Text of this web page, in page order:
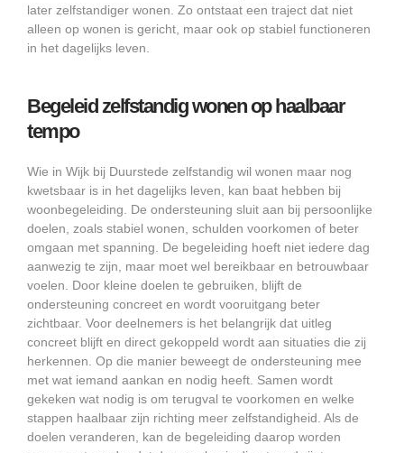
later zelfstandiger wonen. Zo ontstaat een traject dat niet
alleen op wonen is gericht, maar ook op stabiel functioneren
in het dagelijks leven.
Begeleid zelfstandig wonen op haalbaar
tempo
Wie in Wijk bij Duurstede zelfstandig wil wonen maar nog
kwetsbaar is in het dagelijks leven, kan baat hebben bij
woonbegeleiding. De ondersteuning sluit aan bij persoonlijke
doelen, zoals stabiel wonen, schulden voorkomen of beter
omgaan met spanning. De begeleiding hoeft niet iedere dag
aanwezig te zijn, maar moet wel bereikbaar en betrouwbaar
voelen. Door kleine doelen te gebruiken, blijft de
ondersteuning concreet en wordt vooruitgang beter
zichtbaar. Voor deelnemers is het belangrijk dat uitleg
concreet blijft en direct gekoppeld wordt aan situaties die zij
herkennen. Op die manier beweegt de ondersteuning mee
met wat iemand aankan en nodig heeft. Samen wordt
gekeken wat nodig is om terugval te voorkomen en welke
stappen haalbaar zijn richting meer zelfstandigheid. Als de
doelen veranderen, kan de begeleiding daarop worden